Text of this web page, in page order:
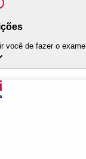
você de fazer o exame